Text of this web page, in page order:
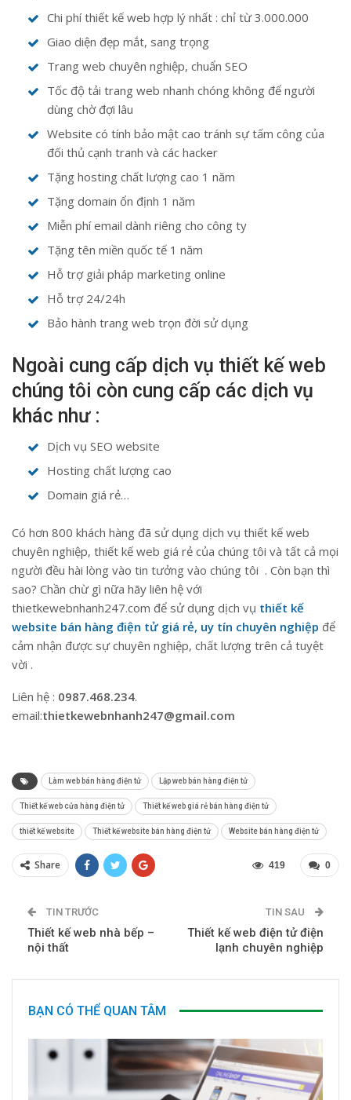
Chi phí thiết kế web hợp lý nhất : chỉ từ 3.000.000
Giao diện đẹp mắt, sang trọng
Trang web chuyên nghiệp, chuẩn SEO
Tốc độ tải trang web nhanh chóng không để người
dùng chờ đợi lâu
Website có tính bảo mật cao tránh sự tấm công của
đối thủ cạnh tranh và các hacker
Tặng hosting chất lượng cao 1 năm
Tặng domain ổn định 1 năm
Miễn phí email dành riêng cho công ty
Tặng tên miền quốc tế 1 năm
Hỗ trợ giải pháp marketing online
Hỗ trợ 24/24h
Bảo hành trang web trọn đời sử dụng
Ngoài cung cấp dịch vụ thiết kế web
chúng tôi còn cung cấp các dịch vụ
khác như :
Dịch vụ SEO website
Hosting chất lượng cao
Domain giá rẻ…
Có hơn 800 khách hàng đã sử dụng dịch vụ thiết kế web
chuyên nghiệp, thiết kế web giá rẻ của chúng tôi và tất cả mọi
người đều hài lòng vào tin tưởng vào chúng tôi . Còn bạn thì
sao? Chần chừ gì nữa hãy liên hệ với
thietkewebnhanh247.com để sử dụng dịch vụ thiết kế
website bán hàng điện tử giá rẻ, uy tín chuyên nghiệp để
cảm nhận được sự chuyên nghiệp, chất lượng trên cả tuyệt
vời .
Liên hệ : 0987.468.234.
email:thietkewebnhanh247@gmail.com
Làm web bán hàng điện tử Lập web bán hàng điện tử
Thiết kế web cửa hàng điện tử Thiết kế web giá rẻ bán hàng điện tử
thiết kế website Thiết kế website bán hàng điện tử Website bán hàng điện tử
Share 0
419
TIN TRƯỚC
Thiết kế web nhà bếp –
nội thất
TIN SAU
Thiết kế web điện tử điện
lạnh chuyên nghiệp
BẠN CÓ THỂ QUAN TÂM